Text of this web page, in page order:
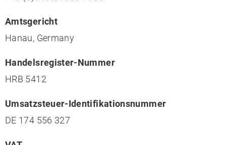
Amtsgericht
Hanau, Germany
Handelsregister-Nummer
HRB 5412
Umsatzsteuer-Identifikationsnummer
DE 174 556 327